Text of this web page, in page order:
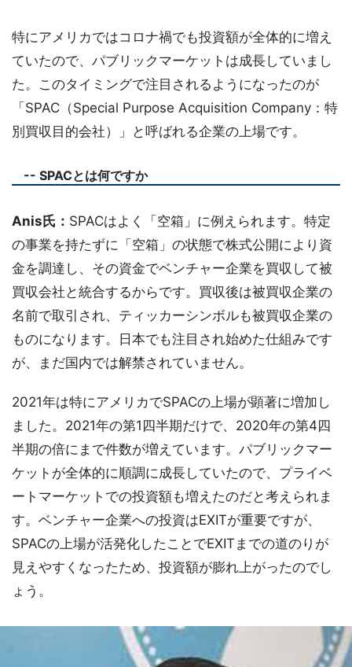
特にアメリカではコロナ禍でも投資額が全体的に増え
ていたので、パブリックマーケットは成長していまし
た。このタイミングで注目されるようになったのが
「SPAC（Special Purpose Acquisition Company：特
別買収目的会社）」と呼ばれる企業の上場です。
-- SPACとは何ですか
Anis氏： SPACはよく「空箱」に例えられます。特定
の事業を持たずに「空箱」の状態で株式公開により資
金を調達し、その資金でベンチャー企業を買収して被
買収会社と統合するからです。買収後は被買収企業の
名前で取引され、ティッカーシンボルも被買収企業の
ものになります。日本でも注目され始めた仕組みです
が、まだ国内では解禁されていません。
2021年は特にアメリカでSPACの上場が顕著に増加し
ました。2021年の第1四半期だけで、2020年の第4四
半期の倍にまで件数が増えています。パブリックマー
ケットが全体的に順調に成長していたので、プライベ
ートマーケットでの投資額も増えたのだと考えられま
す。ベンチャー企業への投資はEXITが重要ですが、
SPACの上場が活発化したことでEXITまでの道のりが
見えやすくなったため、投資額が膨れ上がったのでし
ょう。